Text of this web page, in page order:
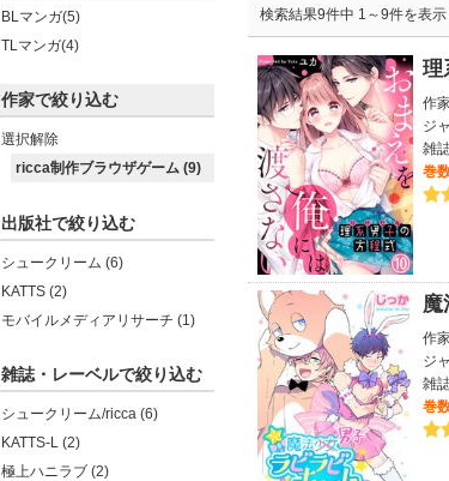
BLマンガ(5)
TLマンガ(4)
作家で絞り込む
選択解除
ricca制作ブラウザゲーム (9)
出版社で絞り込む
シュークリーム (6)
KATTS (2)
モバイルメディアリサーチ (1)
雑誌・レーベルで絞り込む
シュークリーム/ricca (6)
KATTS-L (2)
極上ハニラブ (2)
検索結果9件中 1～9件を表示
理
作
ジ
雑
巻
魔
作
ジ
雑
巻